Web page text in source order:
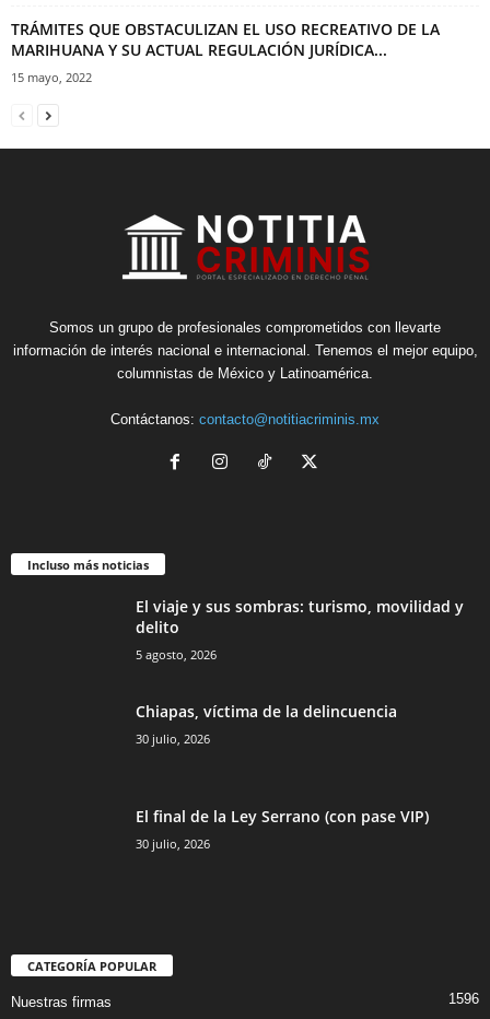
TRÁMITES QUE OBSTACULIZAN EL USO RECREATIVO DE LA
MARIHUANA Y SU ACTUAL REGULACIÓN JURÍDICA...
15 mayo, 2022
Somos un grupo de profesionales comprometidos con llevarte
información de interés nacional e internacional. Tenemos el mejor equipo,
columnistas de México y Latinoamérica.
Contáctanos: contacto@notitiacriminis.mx
Incluso más noticias
El viaje y sus sombras: turismo, movilidad y
delito
5 agosto, 2026
Chiapas, víctima de la delincuencia
30 julio, 2026
El final de la Ley Serrano (con pase VIP)
30 julio, 2026
CATEGORÍA POPULAR
Nuestras firmas 1596